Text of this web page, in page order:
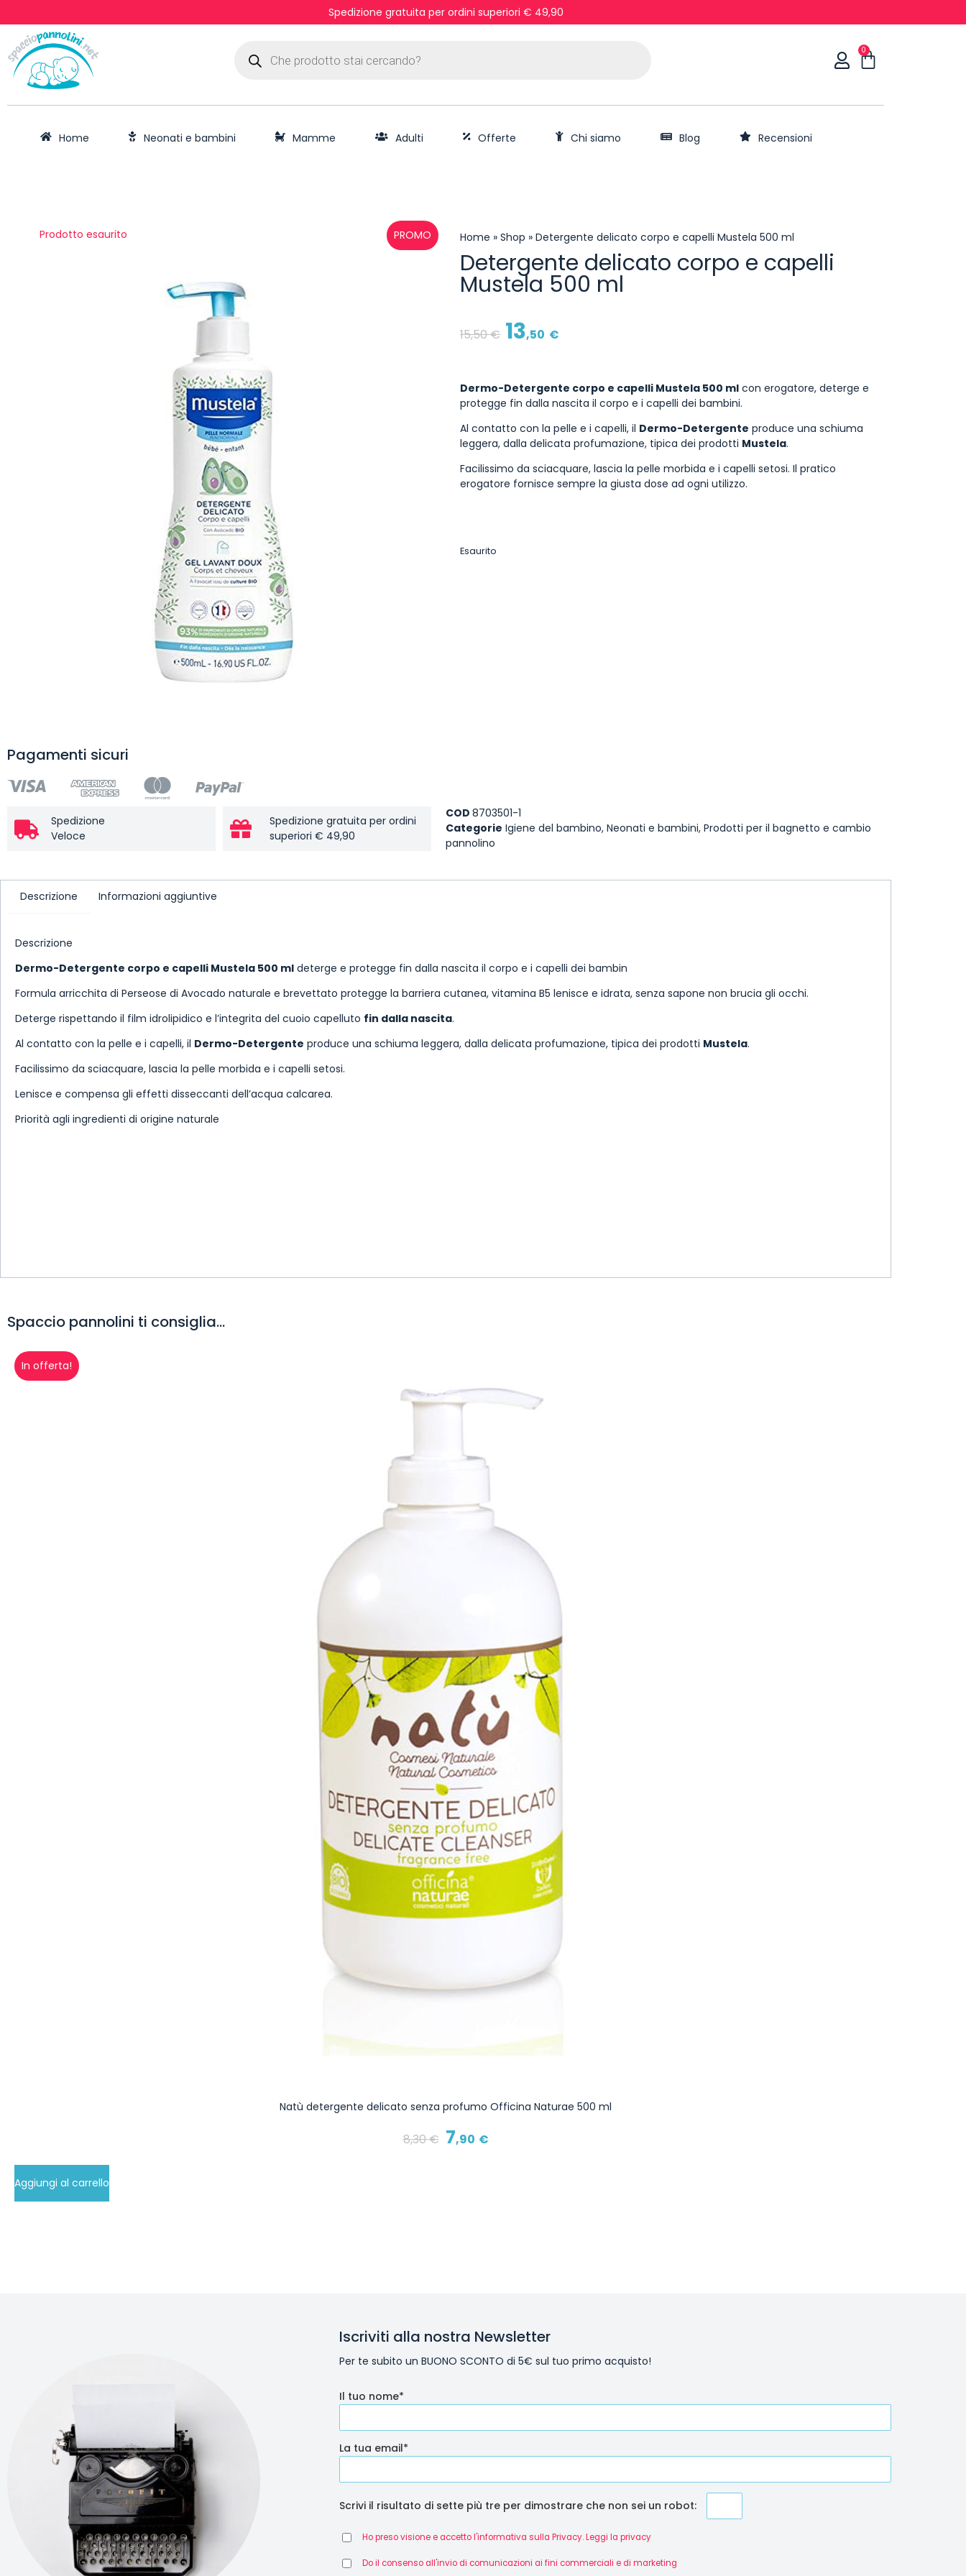
Spedizione gratuita per ordini superiori € 49,90
0
Home Neonati e bambini Mamme Adulti Offerte Chi siamo Blog Recensioni
Prodotto esaurito PROMO Home » Shop » Detergente delicato corpo e capelli Mustela 500 ml
Detergente delicato corpo e capelli
Mustela 500 ml
15,50€ 13,50 €
Dermo-Detergente corpo e capelli Mustela 500 ml con erogatore, deterge e
protegge fin dalla nascita il corpo e i capelli dei bambini.
Al contatto con la pelle e i capelli, il Dermo-Detergente produce una schiuma
leggera, dalla delicata profumazione, tipica dei prodotti Mustela.
Facilissimo da sciacquare, lascia la pelle morbida e i capelli setosi. Il pratico
erogatore fornisce sempre la giusta dose ad ogni utilizzo.
Esaurito
Pagamenti sicuri
Spedizione
Veloce
Spedizione gratuita per ordini
superiori € 49,90
COD 8703501-1
Categorie Igiene del bambino, Neonati e bambini, Prodotti per il bagnetto e cambio
pannolino
Descrizione Informazioni aggiuntive
Descrizione
Dermo-Detergente corpo e capelli Mustela 500 ml deterge e protegge fin dalla nascita il corpo e i capelli dei bambin
Formula arricchita di Perseose di Avocado naturale e brevettato protegge la barriera cutanea, vitamina B5 lenisce e idrata, senza sapone non brucia gli occhi.
Deterge rispettando il film idrolipidico e l’integrita del cuoio capelluto fin dalla nascita.
Al contatto con la pelle e i capelli, il Dermo-Detergente produce una schiuma leggera, dalla delicata profumazione, tipica dei prodotti Mustela.
Facilissimo da sciacquare, lascia la pelle morbida e i capelli setosi.
Lenisce e compensa gli effetti disseccanti dell’acqua calcarea.
Priorità agli ingredienti di origine naturale
Spaccio pannolini ti consiglia...
In offerta!
Natù detergente delicato senza profumo Officina Naturae 500 ml
8,30€ 7,90 €
Aggiungi al carrello
Iscriviti alla nostra Newsletter
Per te subito un BUONO SCONTO di 5€ sul tuo primo acquisto!
Il tuo nome*
La tua email*
Scrivi il risultato di sette più tre per dimostrare che non sei un robot:
Ho preso visione e accetto l'informativa sulla Privacy. Leggi la privacy
Do il consenso all'invio di comunicazioni ai fini commerciali e di marketing